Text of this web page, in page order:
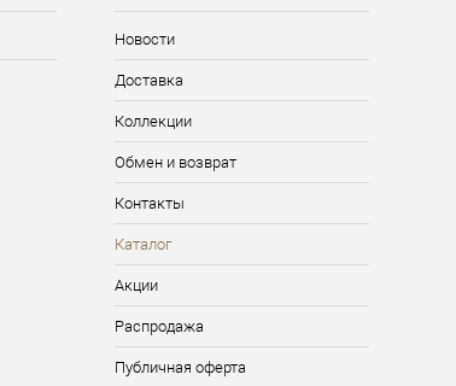
Новости
Доставка
Коллекции
Обмен и возврат
Контакты
Каталог
Акции
Распродажа
Публичная оферта